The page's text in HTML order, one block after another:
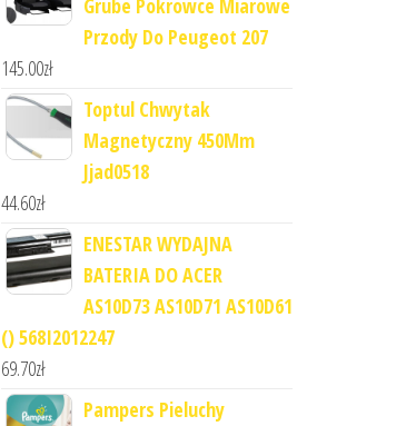
Grube Pokrowce Miarowe
Przody Do Peugeot 207
145.00zł
Toptul Chwytak
Magnetyczny 450Mm
Jjad0518
44.60zł
ENESTAR WYDAJNA
BATERIA DO ACER
AS10D73 AS10D71 AS10D61
() 568I2012247
69.70zł
Pampers Pieluchy